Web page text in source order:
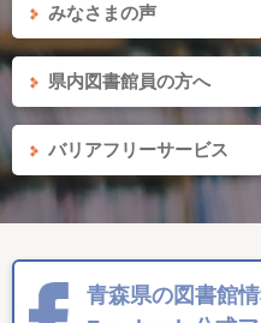
みなさまの声
県内図書館員の方へ
バリアフリーサービス
青森県の図書館